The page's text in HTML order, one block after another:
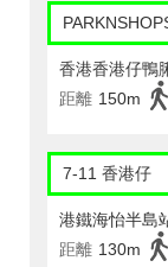
香港香港仔鴨
距離 150m
7-11 香港仔
港鐵海怡半島
距離 130m